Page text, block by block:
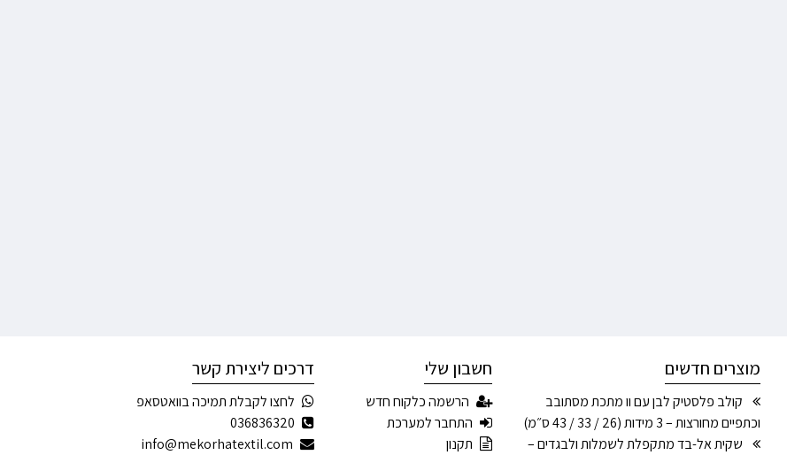
מוצרים חדשים
קולב פלסטיק לבן עם וו מתכת מסתובב
וכתפיים מחורצות – 3 מידות (26 / 33 / 43 ס״מ)
שקית אל-בד מתקפלת לשמלות ולבגדים –
חשבון שלי
הרשמה כלקוח חדש
התחבר למערכת
תקנון
דרכים ליצירת קשר
לחצו לקבלת תמיכה בוואטסאפ
036836320
info@mekorhatextil.com